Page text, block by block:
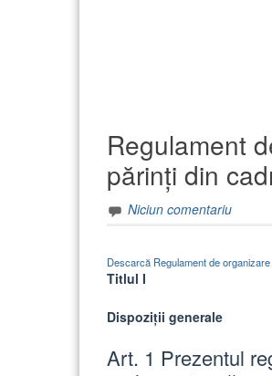
Regulament
părinți din
Niciun comentariu
Descarcă Regulament de
Titlul I
Dispoziții generale
Art. 1 Prezentul